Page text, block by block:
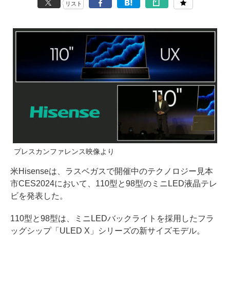
リスト
プレスカンファレンス映像より
米Hisenseは、ラスベガスで開催中のテクノロジー見本
市CES2024において、110型と98型のミニLED液晶テレ
ビを発表した。
110型と98型は、ミニLEDバックライトを採用したフラ
ッグシップ「ULED X」シリーズの新サイズモデル。